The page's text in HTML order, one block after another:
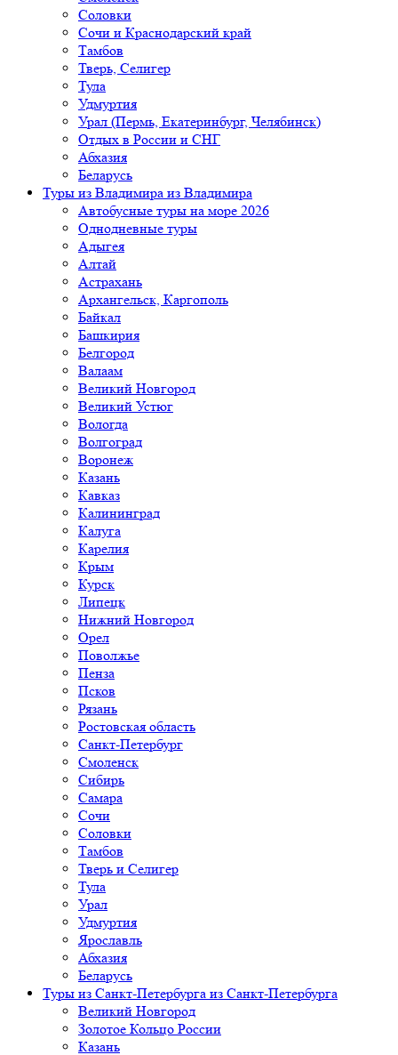
Соловки
Сочи и Краснодарский край
Тамбов
Тверь, Селигер
Тула
Удмуртия
Урал (Пермь, Екатеринбург, Челябинск)
Отдых в России и СНГ
Абхазия
Беларусь
Туры из Владимира из Владимира
Автобусные туры на море 2026
Однодневные туры
Адыгея
Алтай
Астрахань
Архангельск, Каргополь
Байкал
Башкирия
Белгород
Валаам
Великий Новгород
Великий Устюг
Вологда
Волгоград
Воронеж
Казань
Кавказ
Калининград
Калуга
Карелия
Крым
Курск
Липецк
Нижний Новгород
Орел
Поволжье
Пенза
Псков
Рязань
Ростовская область
Санкт-Петербург
Смоленск
Сибирь
Самара
Сочи
Соловки
Тамбов
Тверь и Селигер
Тула
Урал
Удмуртия
Ярославль
Абхазия
Беларусь
Туры из Санкт-Петербурга из Санкт-Петербурга
Великий Новгород
Золотое Кольцо России
Казань